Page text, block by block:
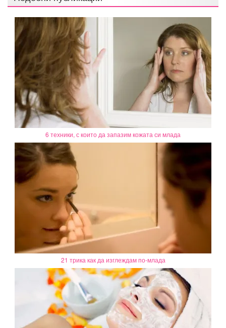
6 техники, с които да запазим кожата си млада
21 трика как да изглеждам по-млада